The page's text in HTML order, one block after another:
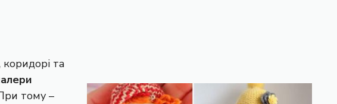
коридорі та
тому –